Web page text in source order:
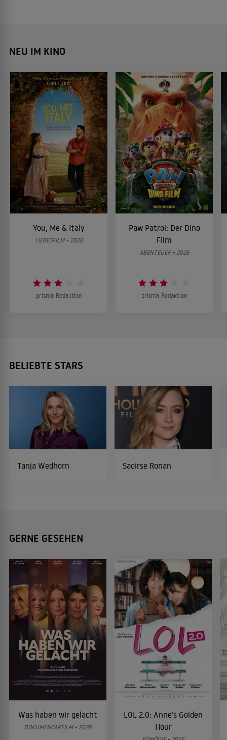
NEU IM KINO
You, Me & Italy
LIEBESFILM • 2026
prisma-Redaktion
Paw Patrol: Der Dino
Film
ABENTEUER • 2026
prisma-Redaktion
BELIEBTE STARS
Tanja Wedhorn Saoirse Ronan
GERNE GESEHEN
Was haben wir gelacht
DOKUMENTARFILM • 2026
LOL 2.0: Anne’s Golden
Hour